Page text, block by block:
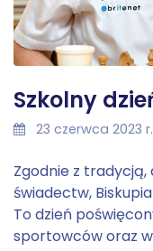
Szkolny
23 czerwca 2023 r.
Zgodnie z
świadectw,
To dzień
sportowców oraz